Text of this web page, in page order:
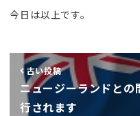
今日は以上です。
古い投稿
ニュージーランドと
行されます